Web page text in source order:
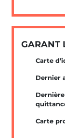
GARANT
Carte
Dernier
Carte